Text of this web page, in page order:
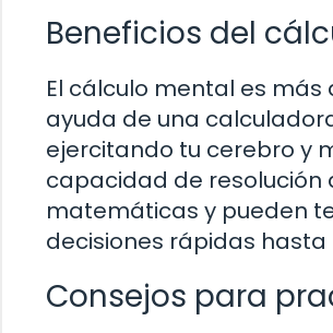
Beneficios del
El cálculo mental es
ayuda de una
ejercitando tu cerebro y
capacidad de resolución
matemáticas y pueden
decisiones rápidas
Consejos para